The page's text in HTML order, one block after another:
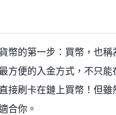
幣的第一步：買幣，也稱
方便的入金方式，不只能
接刷卡在鏈上買幣！但雖
合你。